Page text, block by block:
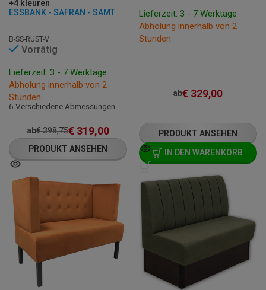
+4 kleuren
ESSBANK - SAFRAN - SAMT
B-SS-RUST-V
Vorrätig
Lieferzeit: 3 - 7 Werktage
Abholung innerhalb von 2
Stunden
6 Verschiedene Abmessungen
ab€398,75€ 319,00
PRODUKT ANSEHEN
Lieferzeit: 3 - 7 Werktage
Abholung innerhalb von 2
Stunden
ab€ 329,00
PRODUKT ANSEHEN
IN DEN WARENKORB